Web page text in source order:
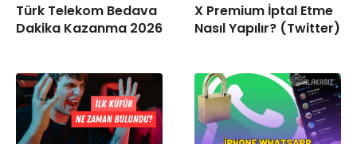
Türk Telekom Bedava
Dakika Kazanma 2026
X Premium İptal Etme
Nasıl Yapılır? (Twitter)